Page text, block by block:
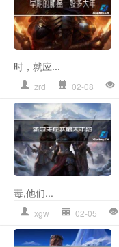
时，就应...
zrd 02-08
毒,他们...
xgw 02-05